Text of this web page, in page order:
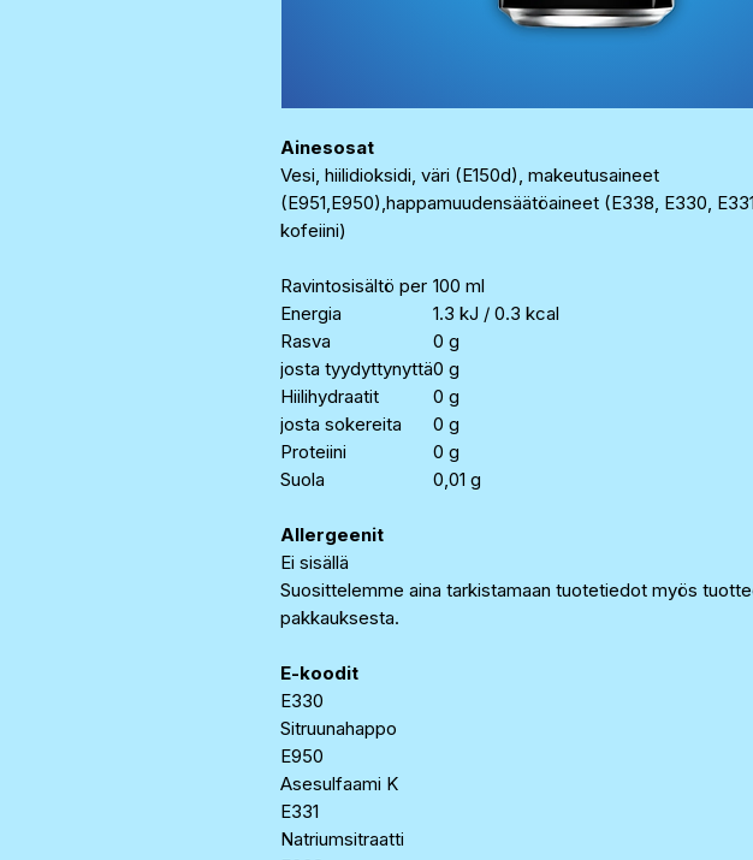
Ainesosat
Vesi, hiilidioksidi, väri (E150d), makeutusaineet
(E951,E950),happamuudensäätöaineet (E338, E330,
kofeiini)
Ravintosisältö per 100 ml
Energia
1.3 kJ / 0.3 kcal
Rasva
0 g
josta tyydyttynyttä0 g
Hiilihydraatit
0 g
josta sokereita
0 g
Proteiini
0 g
Suola
0,01 g
Allergeenit
Ei sisällä
Suosittelemme aina tarkistamaan tuotetiedot myös
pakkauksesta.
E-koodit
E330
Sitruunahappo
E950
Asesulfaami K
E331
Natriumsitraatti